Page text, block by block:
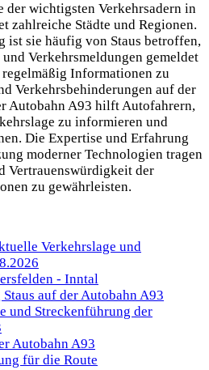
der wichtigsten Verkehrsadern in
zahlreiche Städte und Regionen.
ist sie häufig von Staus betroffen,
Verkehrsmeldungen gemeldet
Informationen zu
Verkehrsbehinderungen auf der
Autobahn A93 hilft Autofahrern,
zu informieren und
Die Expertise und Erfahrung
moderner Technologien tragen
Vertrauenswürdigkeit der
zu gewährleisten.
Verkehrslage und
- Inntal
auf der Autobahn A93
und Streckenführung der
Autobahn A93
für die Route